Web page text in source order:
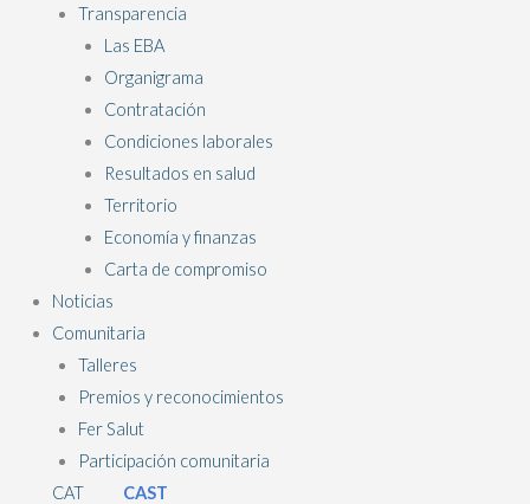
Transparencia
Las EBA
Organigrama
Contratación
Condiciones laborales
Resultados en salud
Territorio
Economía y finanzas
Carta de compromiso
Noticias
Comunitaria
Talleres
Premios y reconocimientos
Fer Salut
Participación comunitaria
CAT
CAST